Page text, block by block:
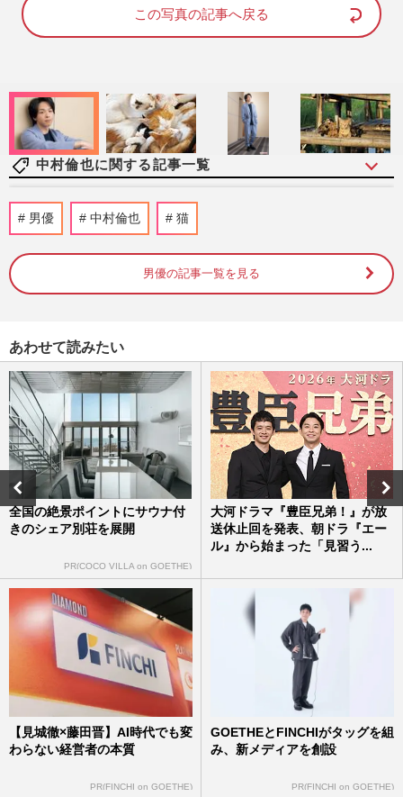
d
:
8
この写真の記事へ戻る
中村倫也に関する記事一覧
NHK朝ドラ『風、薫る』が『ばけばけ』
を上回る視聴率で折り返し、後半のキーパ
週刊女性2026年7月7日・14日号 2026/6/23
えたワースト1位は朝ド…
週刊女性2026年4月7日・14日号 2026/3/30
NHKドラマ『Shrink』で精神科医役を演
じる中村倫也のロケ姿をキャッチ！自宅で
も日テレ・水卜麻美アナの「…
週刊女性2024年4月30日号 2024/4/19
最終回目前！朝ドラ『ブギウギ』は「誠実
な作り」「スピンオフを見たい」高評価の
一方、“失速”叫ばれた要…
週刊女性2024年4月9日号 2024/3/26
Netflixオリジナルドラマ『離婚しようよ』
錦戸亮の“クズっぷり”が話題！ 菊池風磨
や重岡大毅など思わず…
週刊女性2023年8月1日号
男優 中村倫也 猫
男優の記事一覧を見る
あわせて読みたい
全国の絶景ポイントにサウナ付
きのシェア別荘を展開
PR(COCO VILLA on GOETHE)
大河ドラマ『豊臣兄弟！』が放
送休止回を発表、朝ドラ『エー
ル』から始まった「見習う...
【見城徹×藤田晋】AI時代でも変
わらない経営者の本質
PR(FINCHI on GOETHE)
GOETHEとFINCHIがタッグを組
み、新メディアを創設
PR(FINCHI on GOETHE)